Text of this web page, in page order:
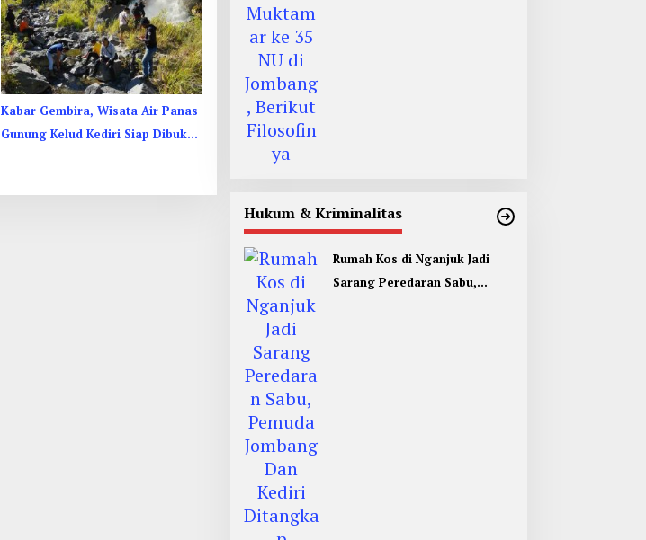
Kabar Gembira, Wisata Air Panas
Gunung Kelud Kediri Siap Dibuka
Hukum & Kriminalitas
Rumah Kos di Nganjuk Jadi
Sarang Peredaran Sabu,